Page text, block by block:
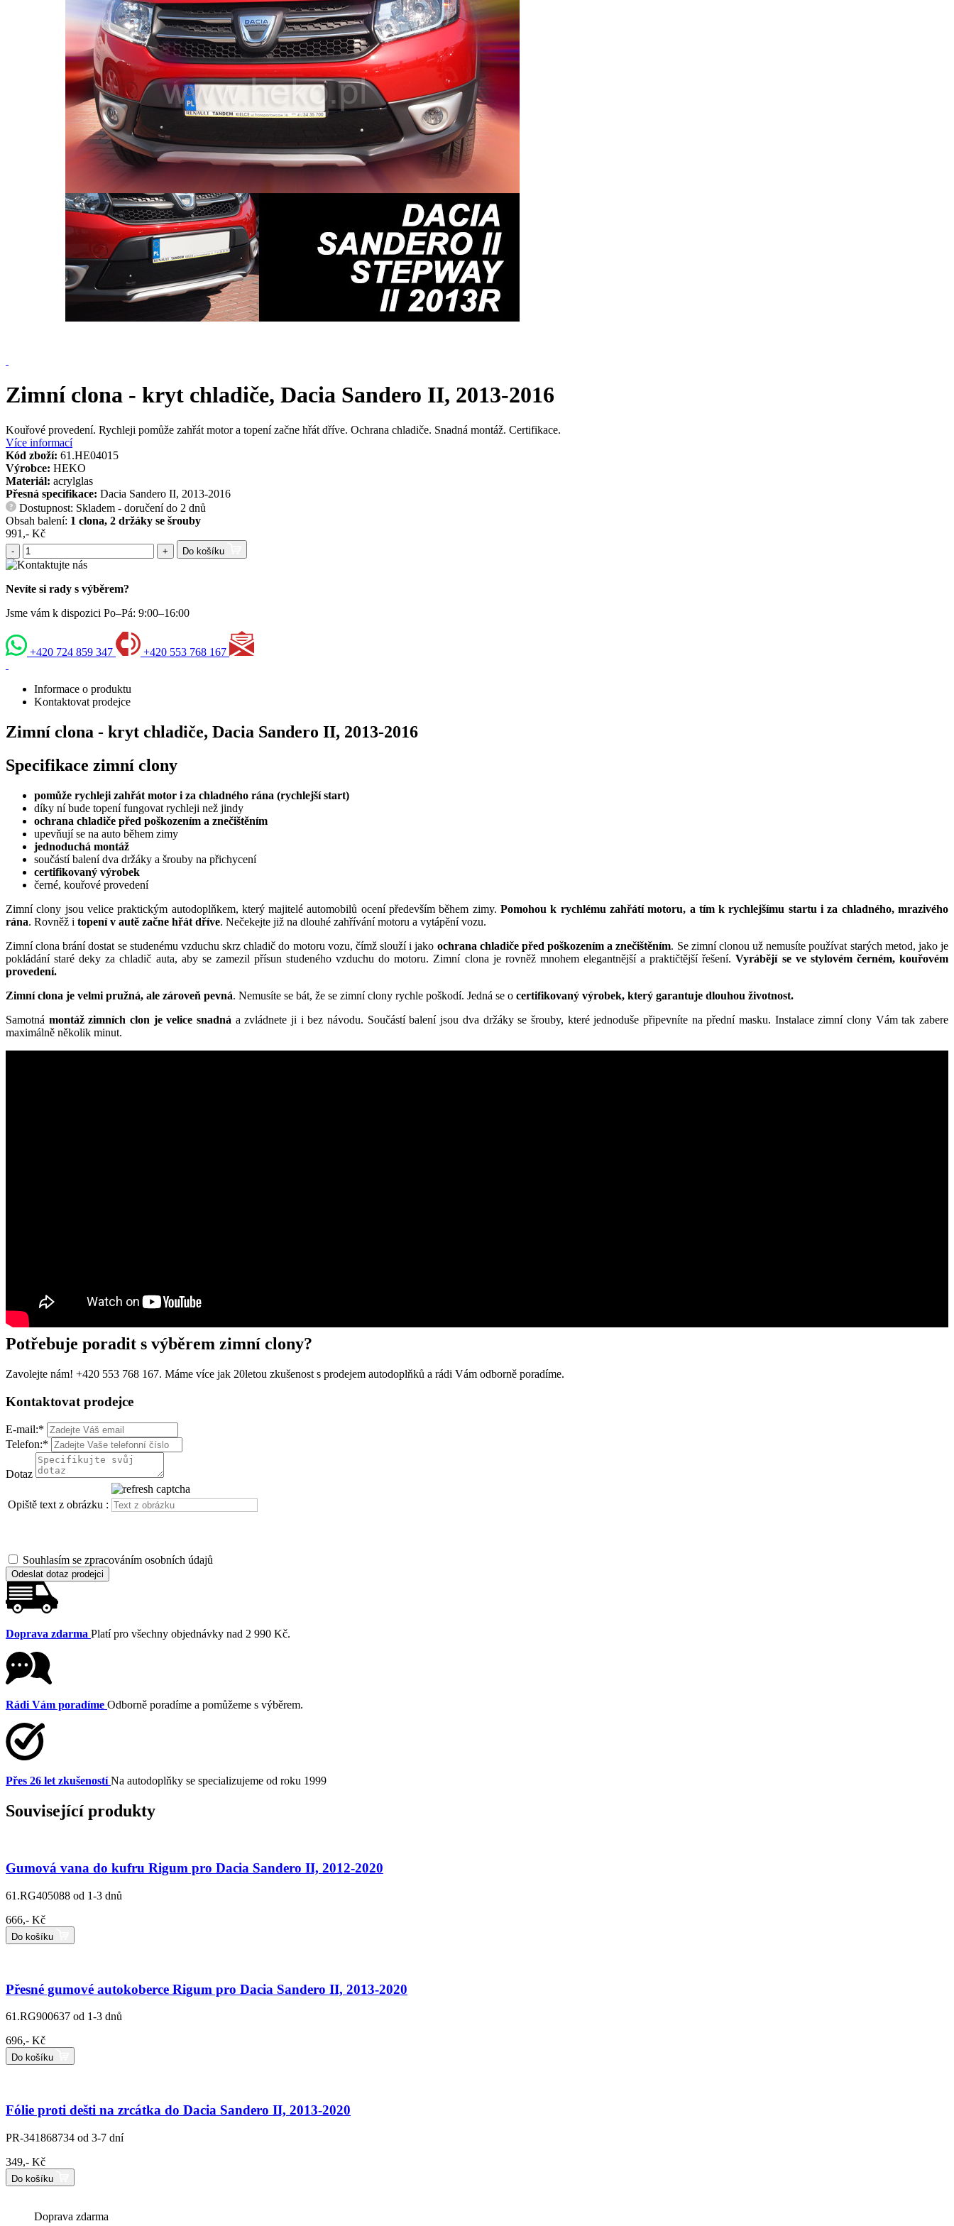
Zimní clona - kryt chladiče, Dacia Sandero II, 2013-2016
Kouřové provedení. Rychleji pomůže zahřát motor a topení začne hřát dříve. Ochrana chladiče. Snadná montáž. Certifikace.
Více informací
Kód zboží: 61.HE04015
Výrobce: HEKO
Materiál: acrylglas
Přesná specifikace: Dacia Sandero II, 2013-2016
?
Dostupnost: Skladem - doručení do 2 dnů
Obsah balení: 1 clona, 2 držáky se šrouby
991,- Kč
- + Do košíku
Nevíte si rady s výběrem?
Jsme vám k dispozici Po–Pá: 9:00–16:00
+420 724 859 347 +420 553 768 167
Informace o produktu
Kontaktovat prodejce
Zimní clona - kryt chladiče, Dacia Sandero II, 2013-2016
Specifikace zimní clony
pomůže rychleji zahřát motor i za chladného rána (rychlejší start)
díky ní bude topení fungovat rychleji než jindy
ochrana chladiče před poškozením a znečištěním
upevňují se na auto během zimy
jednoduchá montáž
součástí balení dva držáky a šrouby na přichycení
certifikovaný výrobek
černé, kouřové provedení
Zimní clony jsou velice praktickým autodoplňkem, který majitelé automobilů ocení především během zimy. Pomohou k rychlému zahřátí motoru, a tím k rychlejšímu startu i za chladného, mrazivého
rána. Rovněž i topení v autě začne hřát dříve. Nečekejte již na dlouhé zahřívání motoru a vytápění vozu.
Zimní clona brání dostat se studenému vzduchu skrz chladič do motoru vozu, čímž slouží i jako ochrana chladiče před poškozením a znečištěním. Se zimní clonou už nemusíte používat starých metod, jako je
pokládání staré deky za chladič auta, aby se zamezil přísun studeného vzduchu do motoru. Zimní clona je rovněž mnohem elegantnější a praktičtější řešení.Vyrábějí se ve stylovém černém, kouřovém
provedení.
Zimní clona je velmi pružná, ale zároveň pevná. Nemusíte se bát, že se zimní clony rychle poškodí. Jedná se o certifikovaný výrobek, který garantuje dlouhou životnost.
Samotná montáž zimních clon je velice snadná a zvládnete ji i bez návodu. Součástí balení jsou dva držáky se šrouby, které jednoduše připevníte na přední masku. Instalace zimní clony Vám tak zabere
maximálně několik minut.
Potřebuje poradit s výběrem zimní clony?
Zavolejte nám! +420 553 768 167. Máme více jak 20letou zkušenost s prodejem autodoplňků a rádi Vám odborně poradíme.
Kontaktovat prodejce
E-mail:*
Telefon:*
Dotaz
Opiště text z obrázku :
Souhlasím se zpracováním osobních údajů
Odeslat dotaz prodejci
Doprava zdarma Platí pro všechny objednávky nad 2 990 Kč.
Rádi Vám poradíme Odborně poradíme a pomůžeme s výběrem.
Přes 26 let zkušeností Na autodoplňky se specializujeme od roku 1999
Související produkty
Gumová vana do kufru Rigum pro Dacia Sandero II, 2012-2020
61.RG405088 od 1-3 dnů
666,- Kč
Do košíku
Přesné gumové autokoberce Rigum pro Dacia Sandero II, 2013-2020
61.RG900637 od 1-3 dnů
696,- Kč
Do košíku
Fólie proti dešti na zrcátka do Dacia Sandero II, 2013-2020
PR-341868734 od 3-7 dní
349,- Kč
Do košíku
Doprava zdarma